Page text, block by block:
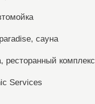
сауна
ресторанный комплекс
Services